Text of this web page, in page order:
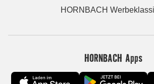
HORNBACH
HORNBACH Apps